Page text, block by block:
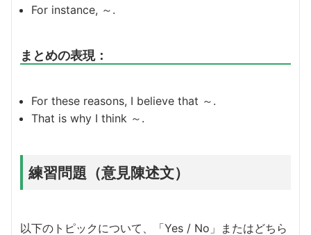
For instance, ～.
まとめの表現：
For these reasons, I believe that ～.
That is why I think ～.
練習問題（意見陳述文）
以下のトピックについて、「Yes / No」またはどちら